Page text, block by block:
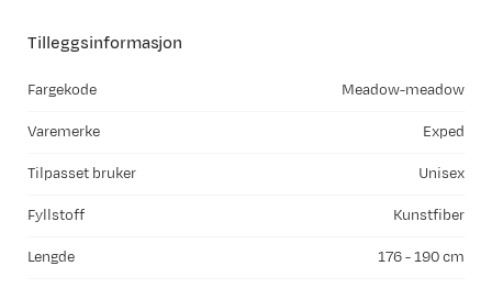
Tilleggsinformasjon
Fargekode Meadow-meadow
Varemerke Exped
Tilpasset bruker Unisex
Fyllstoff Kunstfiber
Lengde 176 - 190 cm